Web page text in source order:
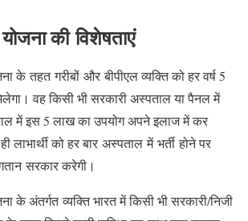
की विशेषताएं
के तहत गरीबों और बीपीएल व्यक्ति को हर वर्ष 5
वह किसी भी सरकारी अस्पताल या पैनल में
में इस 5 लाख का उपयोग अपने इलाज में कर
को हर बार अस्पताल में भर्ती होने पर
सरकार करेगी।
के अंतर्गत व्यक्ति भारत में किसी भी सरकारी/निजी